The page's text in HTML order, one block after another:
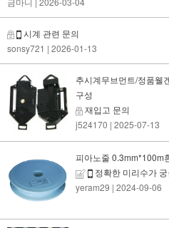
시계 관련 문의
sonsy721 | 2026-01-13
추시계무브먼트/정품웰
구성
재입고 문의
j524170 | 2025-07-13
피아노줄 0.3mm*100m
정확한 미리수가
yeram29 | 2024-09-06